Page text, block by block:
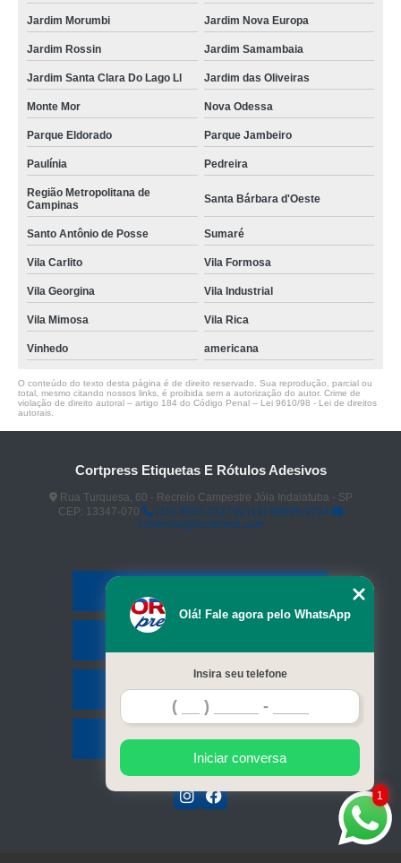
Jardim Morumbi Jardim Nova Europa
Jardim Rossin Jardim Samambaia
Jardim Santa Clara Do Lago Ll Jardim das Oliveiras
Monte Mor Nova Odessa
Parque Eldorado Parque Jambeiro
Paulínia Pedreira
Região Metropolitana de
Campinas
Santa Bárbara d'Oeste
Santo Antônio de Posse Sumaré
Vila Carlito Vila Formosa
Vila Georgina Vila Industrial
Vila Mimosa Vila Rica
Vinhedo americana
O conteúdo do texto desta página é de direito reservado. Sua reprodução, parcial ou
total, mesmo citando nossos links, é proibida sem a autorização do autor. Crime de
violação de direito autoral – artigo 184 do Código Penal – Lei 9610/98 - Lei de direitos
autorais
Cortpress Etiquetas E Rótulos Adesivos
Rua Turquesa, 60 - Recreio Campestre Jóia Indaiatuba - SP
CEP: 13347-070
(19) 3935-3327
(19) 99899-9754
comercial@cortpress.com
Contato
Mapa do site
1
Olá! Fale agora pelo WhatsApp
Insira seu telefone
Iniciar conversa